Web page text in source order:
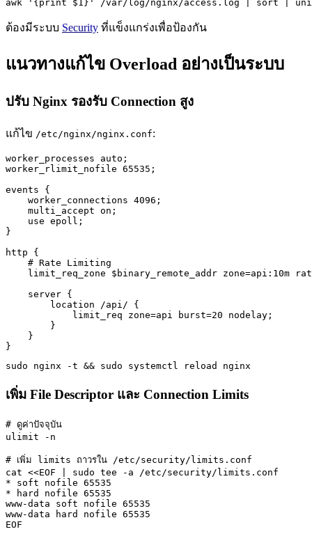
awk '{print $1}' /var/log/nginx/access.log | sort |
ต้องมีระบบ Security ที่แข็งแกร่งเพื่อป้องกัน
แนวทางแก้ไข Overload อย่างเป็นระบบ
ปรับ Nginx รองรับ Connection สูง
แก้ไข /etc/nginx/nginx.conf:
worker_processes auto;
worker_rlimit_nofile 65535;
events {
    worker_connections 4096;
    multi_accept on;
    use epoll;
}
http {
    # Rate Limiting
limit_req_zone $binary_remote_addr zone=api:10m
    server {
        location /api/ {
            limit_req zone=api burst=20 nodelay;
        }
    }
}
sudo nginx -t && sudo systemctl reload nginx
เพิ่ม File Descriptor และ Connection Limits
# ดูค่าปัจจุบัน
ulimit -n
# เพิ่ม limits ถาวรใน /etc/security/limits.conf
cat <<EOF | sudo tee -a /etc/security/limits.conf
* soft nofile 65535
* hard nofile 65535
www-data soft nofile 65535
www-data hard nofile 65535
EOF